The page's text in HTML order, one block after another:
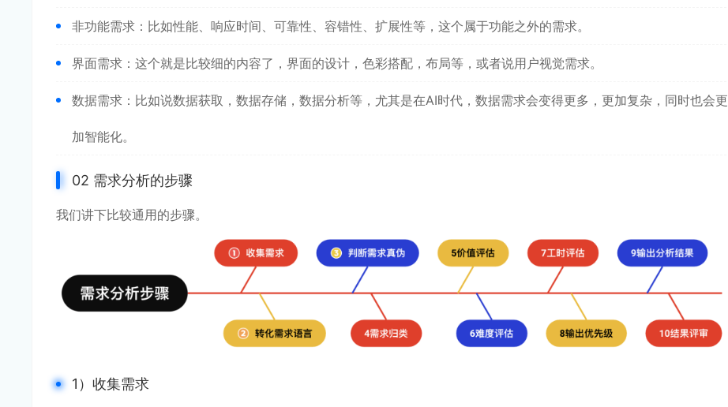
非功能需求：比如性能、响应时间、可靠性、容错性、扩展性等，这个属于功能之外的需求。
界面需求：这个就是比较细的内容了，界面的设计，色彩搭配，布局等，或者说用户视觉需求。
数据需求：比如说数据获取，数据存储，数据分析等，尤其是在AI时代，数据需求会变得更多，更加复杂，同时也会更
加智能化。
02 需求分析的步骤
我们讲下比较通用的步骤。
1）收集需求